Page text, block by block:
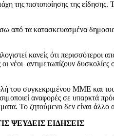
της πιστοποίησης της
τα κατασκευασμένα
κανείς ότι
νέοι αντιμετωπίζουν
του συγκεκριμένου ΜΜΕ και
αναφορές σε υπαρκτά
Το ζητούμενο δεν είναι
ΨΕΥΔΕΙΣ ΕΙΔΗΣΕΙΣ